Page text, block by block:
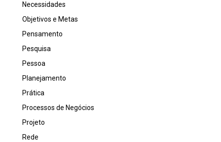
Necessidades
Objetivos e Metas
Pensamento
Pesquisa
Pessoa
Planejamento
Prática
Processos de Negócios
Projeto
Rede